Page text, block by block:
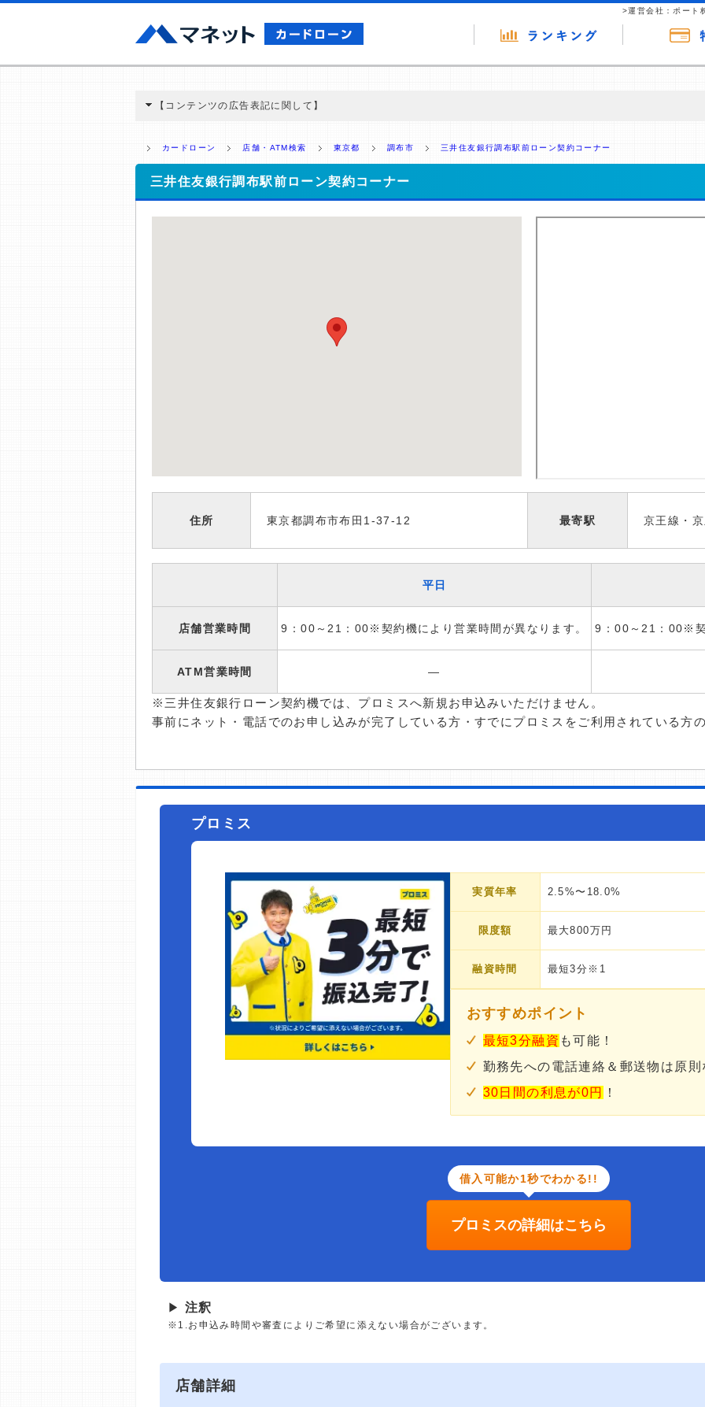
>運営会社：ポート
【コンテンツの広告表記に関して】
ミ収集などに基づき、公平性を担保した情報提供を行っています。
>提携企業一覧
カードローン 店舗・ATM検索 東京都 調布市 三井住友銀行調布駅前ローン契約コーナー
三井住友銀行調布駅前ローン契約コーナー
住所 東京都調布市布田1-37-12 最寄駅 京王線・
平日
店舗営業時間 9：00～21：00※契約機により営業時間が異なります。 9：00～21：00※
ATM営業時間 ―
※三井住友銀行ローン契約機では、プロミスへ新規お申込みいただけません。
事前にネット・電話でのお申し込みが完了している方・すでにプロミスをご利用されている方
プロミス
実質年率 2.5%〜18.0%
限度額 最大800万円
融資時間 最短3分※1
おすすめポイント
最短3分融資 も可能！
勤務先への電話連絡＆郵送物は原則
30日間の利息が0円
！
借入可能か1秒でわかる!!
プロミスの詳細はこちら
▶ 注釈
※1.お申込み時間や審査によりご希望に添えない場合がございます。
店舗詳細